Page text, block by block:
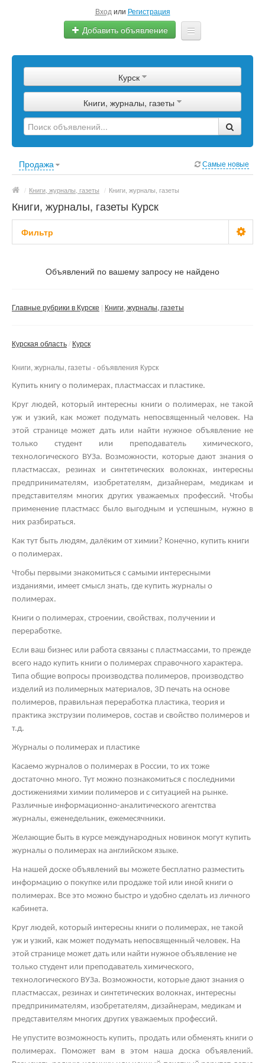
Вход или Регистрация
Добавить объявление
Сырье
Изделия
Оборудование
Курск
Книги, журналы, газеты
Продажа Самые новые
/ Книги, журналы, газеты / Книги, журналы, газеты
Книги, журналы, газеты Курск
Фильтр
Не важно
Частные
Применить Сбросить фильтр
Объявлений по вашему запросу не найдено
Главные рубрики в Курске Книги, журналы, газеты
Курская область Курск
Книги, журналы, газеты - объявления Курск
Купить книгу о полимерах, пластмассах и пластике.
Круг людей, который интересны книги о полимерах, не такой
уж и узкий, как может подумать непосвященный человек. На
этой странице может дать или найти нужное объявление не
только студент или преподаватель химического,
технологического ВУЗа. Возможности, которые дают знания о
пластмассах, резинах и синтетических волокнах, интересны
предпринимателям, изобретателям, дизайнерам, медикам и
представителям многих других уважаемых профессий. Чтобы
применение пластмасс было выгодным и успешным, нужно в
них разбираться.
Как тут быть людям, далёким от химии? Конечно, купить книги
о полимерах.
Чтобы первыми знакомиться с самыми интересными
изданиями, имеет смысл знать, где купить журналы о
полимерах.
Книги о полимерах, строении, свойствах, получении и
переработке.
Если ваш бизнес или работа связаны с пластмассами, то прежде
всего надо купить книги о полимерах справочного характера.
Типа общие вопросы производства полимеров, производство
изделий из полимерных материалов, 3D печать на основе
полимеров, правильная переработка пластика, теория и
практика экструзии полимеров, состав и свойство полимеров и
т.д.
Журналы о полимерах и пластике
Касаемо журналов о полимерах в России, то их тоже
достаточно много. Тут можно познакомиться с последними
достижениями химии полимеров и с ситуацией на рынке.
Различные информационно-аналитического агентства
журналы, еженедельник, ежемесячники.
Желающие быть в курсе международных новинок могут купить
журналы о полимерах на английском языке.
На нашей доске объявлений вы можете бесплатно разместить
информацию о покупке или продаже той или иной книги о
полимерах. Все это можно быстро и удобно сделать из личного
кабинета.
Круг людей, который интересны книги о полимерах, не такой
уж и узкий, как может подумать непосвященный человек. На
этой странице может дать или найти нужное объявление не
только студент или преподаватель химического,
технологического ВУЗа. Возможности, которые дают знания о
пластмассах, резинах и синтетических волокнах, интересны
предпринимателям, изобретателям, дизайнерам, медикам и
представителям многих других уважаемых профессий.
Не упустите возможность купить, продать или обменять книги о
полимерах. Поможет вам в этом наша доска объявлений.